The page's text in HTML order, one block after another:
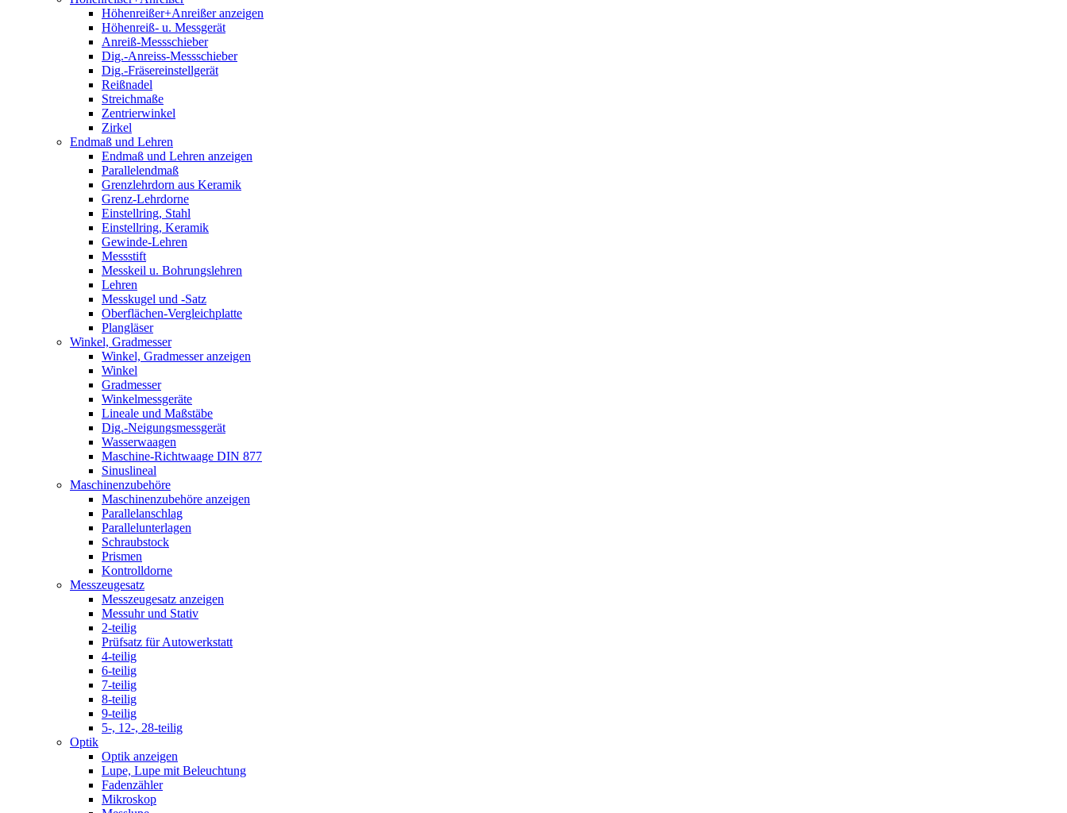
Höhenreißer+Anreißer anzeigen
Höhenreiß- u. Messgerät
Anreiß-Messschieber
Dig.-Anreiss-Messschieber
Dig.-Fräsereinstellgerät
Reißnadel
Streichmaße
Zentrierwinkel
Zirkel
Endmaß und Lehren
Endmaß und Lehren anzeigen
Parallelendmaß
Grenzlehrdorn aus Keramik
Grenz-Lehrdorne
Einstellring, Stahl
Einstellring, Keramik
Gewinde-Lehren
Messstift
Messkeil u. Bohrungslehren
Lehren
Messkugel und -Satz
Oberflächen-Vergleichplatte
Plangläser
Winkel, Gradmesser
Winkel, Gradmesser anzeigen
Winkel
Gradmesser
Winkelmessgeräte
Lineale und Maßstäbe
Dig.-Neigungsmessgerät
Wasserwaagen
Maschine-Richtwaage DIN 877
Sinuslineal
Maschinenzubehöre
Maschinenzubehöre anzeigen
Parallelanschlag
Parallelunterlagen
Schraubstock
Prismen
Kontrolldorne
Messzeugesatz
Messzeugesatz anzeigen
Messuhr und Stativ
2-teilig
Prüfsatz für Autowerkstatt
4-teilig
6-teilig
7-teilig
8-teilig
9-teilig
5-, 12-, 28-teilig
Optik
Optik anzeigen
Lupe, Lupe mit Beleuchtung
Fadenzähler
Mikroskop